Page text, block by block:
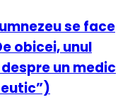
se face
obicei, unul
un medic